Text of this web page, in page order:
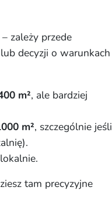
zależy przede
decyzji o warunkach
m², ale bardziej
m², szczególnie jeśli
tam precyzyjne